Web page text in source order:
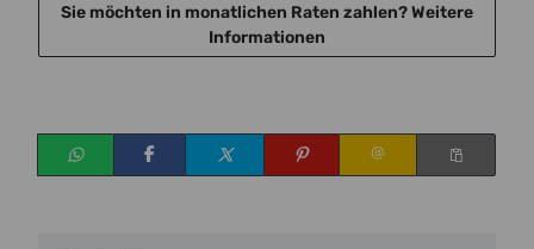
Sie möchten in monatlichen Raten zahlen?Weitere
Informationen